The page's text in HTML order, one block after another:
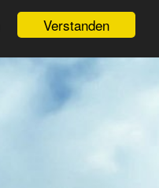
Verstanden